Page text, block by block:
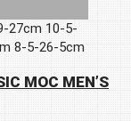
27cm 10-5-
8-5-26-5cm
MOC MEN’S